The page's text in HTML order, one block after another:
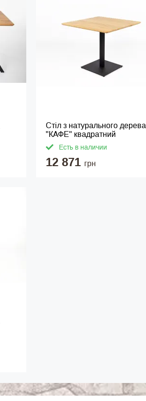
Стіл з натурального дерева
"КАФЕ" квадратний
Есть в наличии
12 871 грн